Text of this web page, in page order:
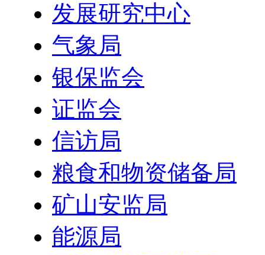
发展研究中心
气象局
银保监会
证监会
信访局
粮食和物资储备局
矿山安监局
能源局